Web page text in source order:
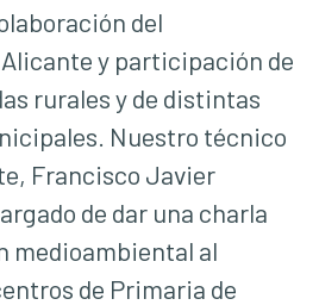
del
y participación de
rurales y de distintas
Nuestro técnico
Francisco Javier
de dar una charla
medioambiental al
de Primaria de